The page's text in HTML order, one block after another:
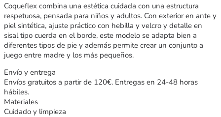
Coqueflex combina una estética cuidada con una estructura
respetuosa, pensada para niños y adultos. Con exterior en ante y
piel sintética, ajuste práctico con hebilla y velcro y detalle en
sisal tipo cuerda en el borde, este modelo se adapta bien a
diferentes tipos de pie y además permite crear un conjunto a
juego entre madre y los más pequeños.
Envío y entrega
Envíos gratuitos a partir de 120€. Entregas en 24-48 horas
hábiles.
Materiales
Cuidado y limpieza